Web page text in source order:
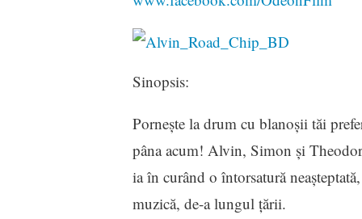
Sinopsis:
Porneşte la drum cu blanoşii tăi
pâna acum! Alvin, Simon şi
ia în curând o întorsatură
muzică, de-a lungul ţării.